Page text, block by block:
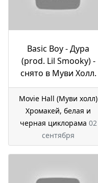
Basic Boy - Дура
(prod. Lil Smooky) -
снято в Муви Холл.
Movie Hall (Муви холл)
Хромакей, белая и
черная циклорама 02
сентября